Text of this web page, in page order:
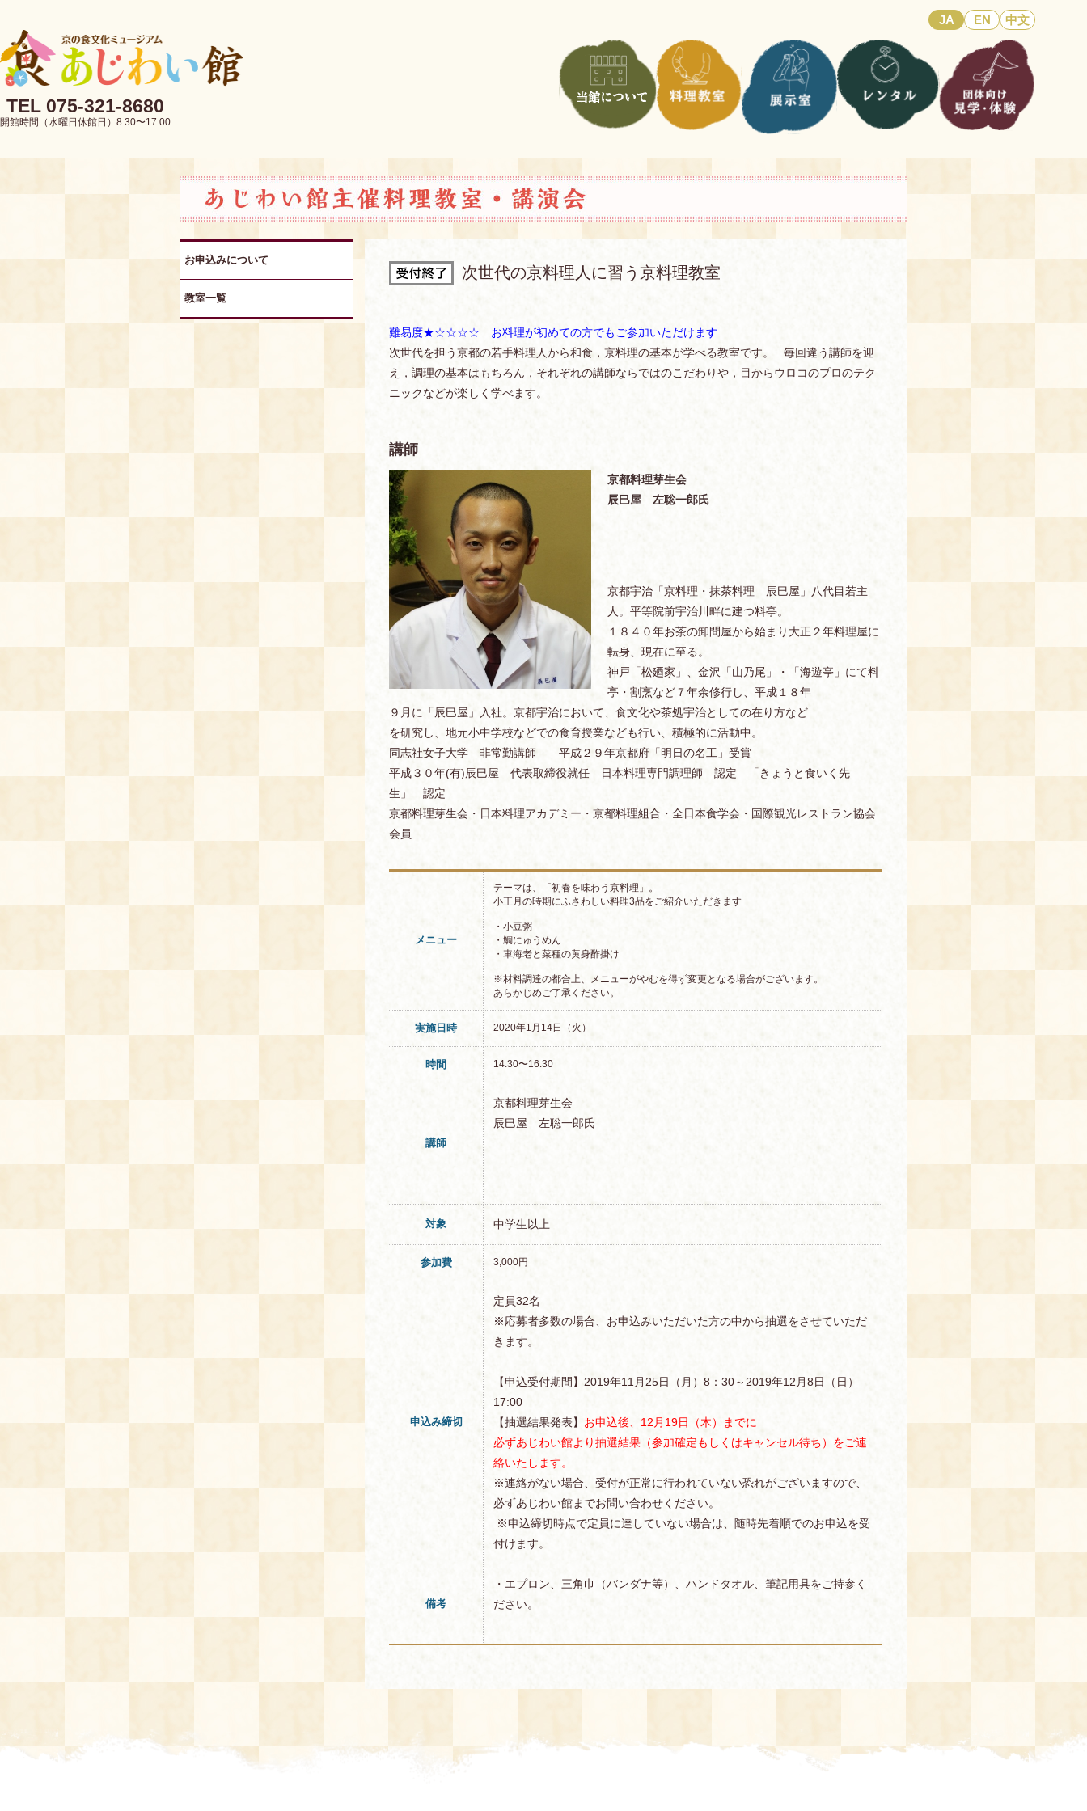
JA EN 中文
TEL 075-321-8680
開館時間（水曜日休館日）8:30〜17:00
お申込みについて
教室一覧
次世代の京料理人に習う京料理教室
難易度★☆☆☆☆ お料理が初めての方でもご参加いただけます
次世代を担う京都の若手料理人から和食，京料理の基本が学べる教室です。 毎回違う講師を迎
え，調理の基本はもちろん，それぞれの講師ならではのこだわりや，目からウロコのプロのテク
ニックなどが楽しく学べます。
講師
京都料理芽生会
辰巳屋 左聡一郎氏
京都宇治「京料理・抹茶料理 辰巳屋」八代目若主
人。平等院前宇治川畔に建つ料亭。
１８４０年お茶の卸問屋から始まり大正２年料理屋に
転身、現在に至る。
神戸「松廼家」、金沢「山乃尾」・「海遊亭」にて料
亭・割烹など７年余修行し、平成１８年
９月に「辰巳屋」入社。京都宇治において、食文化や茶処宇治としての在り方など
を研究し、地元小中学校などでの食育授業なども行い、積極的に活動中。
同志社女子大学 非常勤講師 平成２９年京都府「明日の名工」受賞
平成３０年(有)辰巳屋 代表取締役就任 日本料理専門調理師 認定 「きょうと食いく先
生」 認定
京都料理芽生会・日本料理アカデミー・京都料理組合・全日本食学会・国際観光レストラン協会
会員
メニュー
テーマは、「初春を味わう京料理」。
小正月の時期にふさわしい料理3品をご紹介いただきます
・小豆粥
・鯛にゅうめん
・車海老と菜種の黄身酢掛け
※材料調達の都合上、メニューがやむを得ず変更となる場合がございます。
あらかじめご了承ください。
実施日時 2020年1月14日（火）
時間 14:30〜16:30
講師
京都料理芽生会
辰巳屋 左聡一郎氏
対象 中学生以上
参加費 3,000円
申込み締切
定員32名
※応募者多数の場合、お申込みいただいた方の中から抽選をさせていただ
きます。
【申込受付期間】2019年11月25日（月）8：30～2019年12月8日（日）
17:00
【抽選結果発表】 お申込後、12月19日（木）までに
必ずあじわい館より抽選結果（参加確定もしくはキャンセル待ち）をご連
絡いたします。
※連絡がない場合、受付が正常に行われていない恐れがございますので、
必ずあじわい館までお問い合わせください。
※申込締切時点で定員に達していない場合は、随時先着順でのお申込を受
付けます。
備考
・エプロン、三角巾（バンダナ等）、ハンドタオル、筆記用具をご持参く
ださい。